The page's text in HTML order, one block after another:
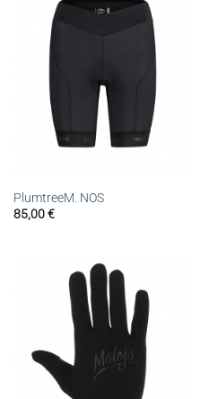
PlumtreeM. NOS
85,00€